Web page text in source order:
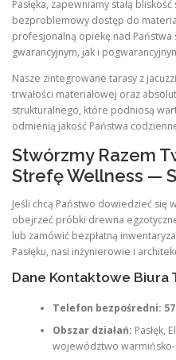
Pasłęka, zapewniamy stałą
bezproblemowy dostęp do
profesjonalną opiekę nad
gwarancyjnym, jak i
Nasze zintegrowane tarasy z
trwałości materiałowej oraz
strukturalnego, które podniosą
odmienią jakość Państwa
Stwórzmy Razem
Strefę Wellness —
Jeśli chcą Państwo dowiedzieć się
obejrzeć próbki drewna
lub zamówić bezpłatną
Pasłęku, nasi inżynierowie i
Dane Kontaktowe Biura
Telefon bezpośredni:
Obszar działań: Pasłęk,
województwo